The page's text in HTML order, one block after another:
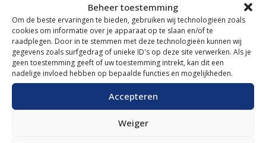
Beheer toestemming
Om de beste ervaringen te bieden, gebruiken wij technologieën zoals
cookies om informatie over je apparaat op te slaan en/of te
raadplegen. Door in te stemmen met deze technologieën kunnen wij
gegevens zoals surfgedrag of unieke ID's op deze site verwerken. Als je
geen toestemming geeft of uw toestemming intrekt, kan dit een
nadelige invloed hebben op bepaalde functies en mogelijkheden.
Accepteren
Weiger
Diverse aanbouwwerktuigen
Grote voorraad minitrekkers
Grootste in kleine tractoren